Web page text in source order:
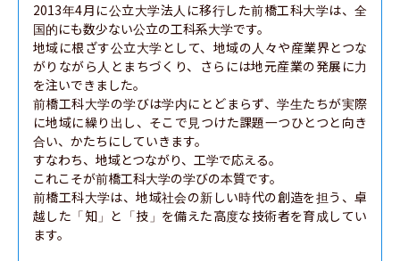
2013年4月に公立大学法人に移行した前橋工科大学は、全
国的にも数少ない公立の工科系大学です。
地域に根ざす公立大学として、地域の人々や産業界とつな
がりながら人とまちづくり、さらには地元産業の発展に力
を注いできました。
前橋工科大学の学びは学内にとどまらず、学生たちが実際
に地域に繰り出し、そこで見つけた課題一つひとつと向き
合い、かたちにしていきます。
すなわち、地域とつながり、工学で応える。
これこそが前橋工科大学の学びの本質です。
前橋工科大学は、地域社会の新しい時代の創造を担う、卓
越した「知」と「技」を備えた高度な技術者を育成してい
ます。